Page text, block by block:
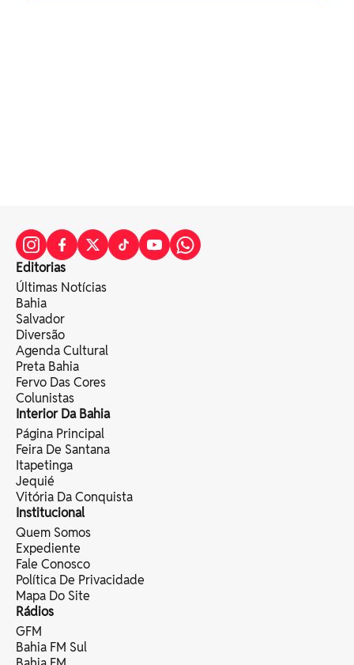
Editorias
Últimas Notícias
Bahia
Salvador
Diversão
Agenda Cultural
Preta Bahia
Fervo Das Cores
Colunistas
Interior Da Bahia
Página Principal
Feira De Santana
Itapetinga
Jequié
Vitória Da Conquista
Institucional
Quem Somos
Expediente
Fale Conosco
Política De Privacidade
Mapa Do Site
Rádios
GFM
Bahia FM Sul